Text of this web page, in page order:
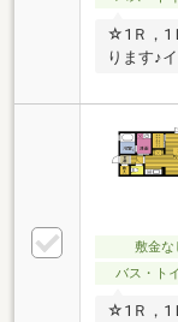
☆1Ｒ，1
ります♪
敷金な
バス・ト
☆1Ｒ，1